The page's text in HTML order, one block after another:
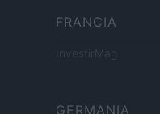
FRANCIA
InvestirMag
GERMANIA